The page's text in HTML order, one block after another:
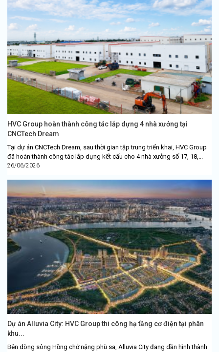
HVC Group hoàn thành công tác lắp dựng 4 nhà xưởng tại
CNCTech Dream
Tại dự án CNCTech Dream, sau thời gian tập trung triển khai, HVC Group
đã hoàn thành công tác lắp dựng kết cấu cho 4 nhà xưởng số 17, 18,...
26/06/2026
Dự án Alluvia City: HVC Group thi công hạ tầng cơ điện tại phân
khu...
Bên dòng sông Hồng chở nặng phù sa, Alluvia City đang dần hình thành